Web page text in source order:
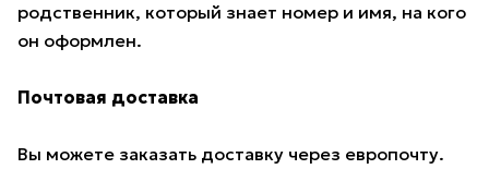
родственник, который знает номер и имя, на кого
он оформлен.
Почтовая доставка
Вы можете заказать доставку через европочту.